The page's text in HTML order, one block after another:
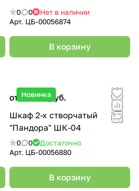
0 0
Нет в наличии
Арт. ЦБ-00056874
В корзину
Новинка
от 17 950 руб.
Шкаф 2-х створчатый
"Пандора" ШК-04
0 0
Достаточно
Арт. ЦБ-00056880
В корзину